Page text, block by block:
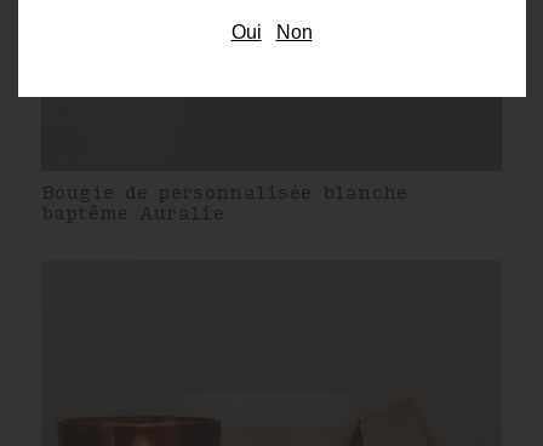
Bougie de personnalisée blanche
baptême Auralie
Oui Non